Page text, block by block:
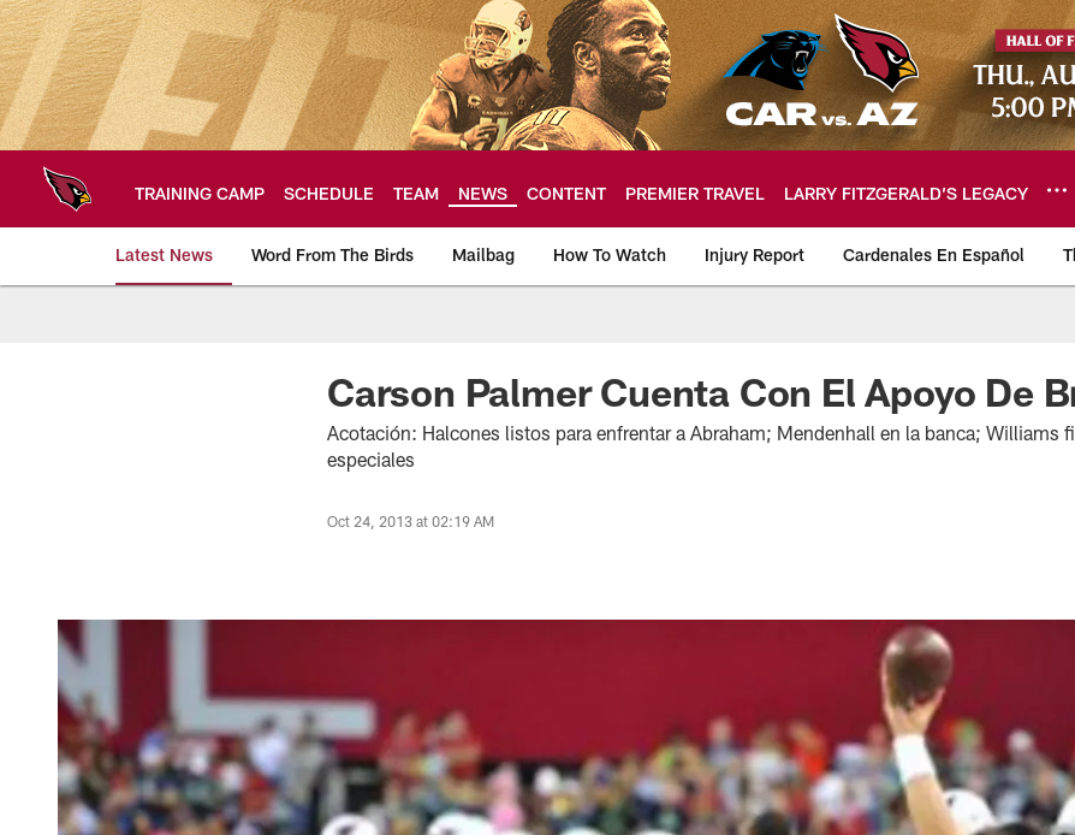
Skip
to
main
content
TRAINING CAMP SCHEDULE TEAM NEWS CONTENT PREMIER TRAVEL LARRY FITZGERALD’S LEGACY
Latest News Word From The Birds Mailbag How To Watch Injury Report Cardenales En Español
Arizona Cardinals Home: The official
Carson Palmer Cuenta Con El Apoyo De
Acotación: Halcones listos para enfrentar a Abraham; Mendenhall en la banca; Williams
especiales
Oct 24, 2013 at 02:19 AM